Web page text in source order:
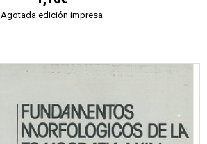
Agotada edición impresa